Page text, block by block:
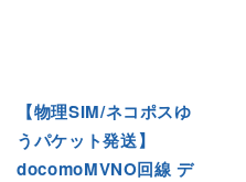
【物理SIM/ネコポスゆ
うパケット発送】
docomoMVNO回線 デ